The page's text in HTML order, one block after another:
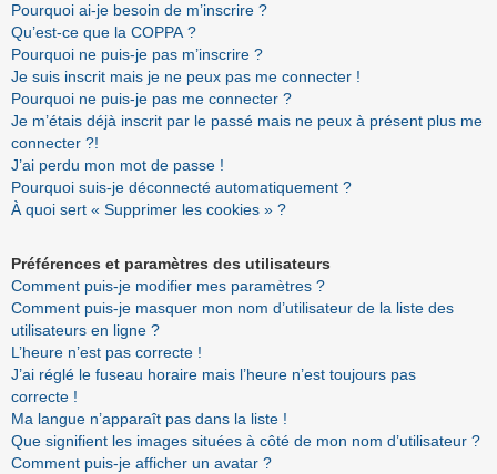
Pourquoi ai-je besoin de m’inscrire ?
Qu’est-ce que la COPPA ?
Pourquoi ne puis-je pas m’inscrire ?
Je suis inscrit mais je ne peux pas me connecter !
Pourquoi ne puis-je pas me connecter ?
Je m’étais déjà inscrit par le passé mais ne peux à présent plus me
connecter ?!
J’ai perdu mon mot de passe !
Pourquoi suis-je déconnecté automatiquement ?
À quoi sert « Supprimer les cookies » ?
Préférences et paramètres des utilisateurs
Comment puis-je modifier mes paramètres ?
Comment puis-je masquer mon nom d’utilisateur de la liste des
utilisateurs en ligne ?
L’heure n’est pas correcte !
J’ai réglé le fuseau horaire mais l’heure n’est toujours pas
correcte !
Ma langue n’apparaît pas dans la liste !
Que signifient les images situées à côté de mon nom d’utilisateur ?
Comment puis-je afficher un avatar ?